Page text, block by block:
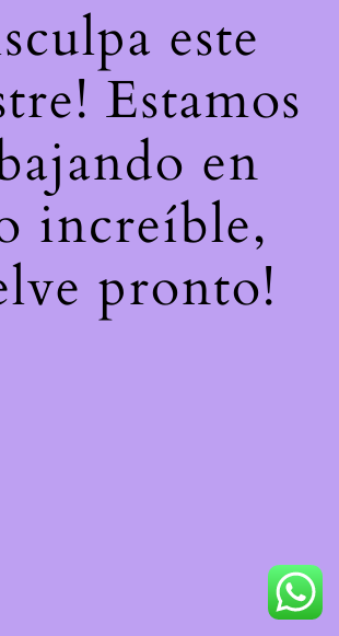
este
Estamos
en
increíble,
pronto!